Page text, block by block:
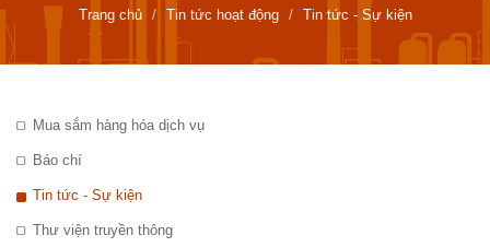
Trang chủ Tin tức hoạt động Tin tức - Sự kiện
Mua sắm hàng hóa dịch vụ
Báo chí
Tin tức - Sự kiện
Thư viện truyền thông